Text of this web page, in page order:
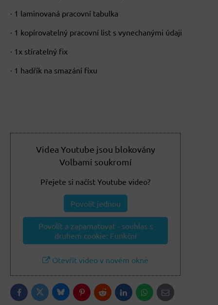
· 1 laminovaná pracovní tabulka
· 1 kopírovatelný pracovní list s vynechanými údaji
· 1x stíratelný fix
· 1 hadřík na smazání fixu
Videa Youtube jsou blokovány
Volbami soukromí
Přejete si načíst Youtube video?
Povolit jednou
Povolit a zapamatovat - souhlas s
druhem cookie: Funkční
Otevřít video v novém okně
FacebookTwitterBlueskyPinterestReddit LinkedInWhatsApp
E-
mail